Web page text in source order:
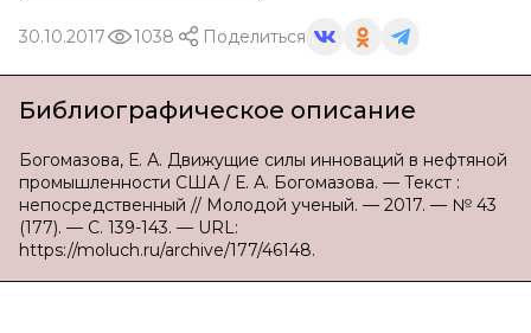
30.10.2017 1038 Поделиться
Библиографическое описание
Богомазова, Е. А. Движущие силы инноваций в нефтяной
промышленности США / Е. А. Богомазова. — Текст :
непосредственный // Молодой ученый. — 2017. — № 43
(177). — С. 139-143. — URL:
https://moluch.ru/archive/177/46148.